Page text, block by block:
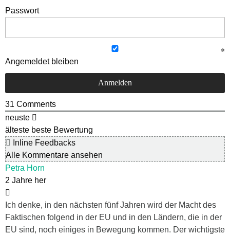
Passwort
Angemeldet bleiben
31 Comments
neuste
älteste beste Bewertung
Inline Feedbacks
Alle Kommentare ansehen
Petra Horn
2 Jahre her
Ich denke, in den nächsten fünf Jahren wird der Macht des
Faktischen folgend in der EU und in den Ländern, die in der
EU sind, noch einiges in Bewegung kommen. Der wichtigste